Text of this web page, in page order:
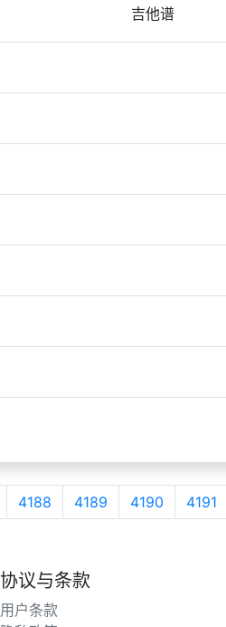
吉他谱
4188 4189 4190 4191
协议与条款
用户条款